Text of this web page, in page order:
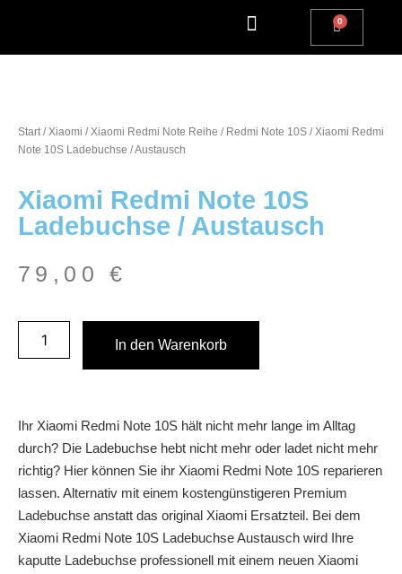
Start/Xiaomi /Xiaomi Redmi Note Reihe / Redmi Note 10S / Xiaomi Redmi
Note 10S Ladebuchse / Austausch
Xiaomi Redmi Note 10S
Ladebuchse / Austausch
79,00€
In den Warenkorb
Ihr Xiaomi Redmi Note 10S hält nicht mehr lange im Alltag
durch? Die Ladebuchse hebt nicht mehr oder ladet nicht mehr
richtig? Hier können Sie ihr Xiaomi Redmi Note 10S reparieren
lassen. Alternativ mit einem kostengünstigeren Premium
Ladebuchse anstatt das original Xiaomi Ersatzteil. Bei dem
Xiaomi Redmi Note 10S Ladebuchse Austausch wird Ihre
kaputte Ladebuchse professionell mit einem neuen Xiaomi